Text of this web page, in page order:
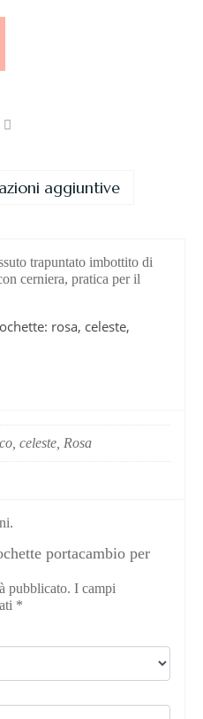
aggiuntive
trapuntato imbottito di
cerniera, pratica per il
rosa, celeste,
celeste, Rosa
portacambio per
pubblicato. I campi
*